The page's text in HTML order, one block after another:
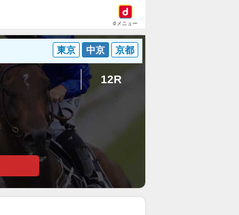
dメニュー
東京 中京 京都
12R